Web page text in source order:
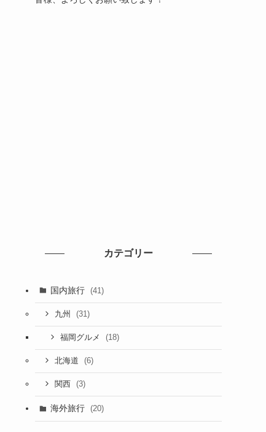
カテゴリー
国内旅行 (41)
九州 (31)
福岡グルメ (18)
北海道 (6)
関西 (3)
海外旅行 (20)